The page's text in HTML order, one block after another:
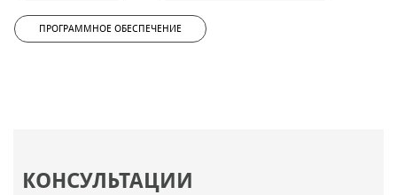
КОНСУЛЬТАЦИИ
ПРОГРАММНОЕ ОБЕСПЕЧЕНИЕ